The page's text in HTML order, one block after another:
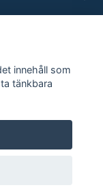
innehåll som
tänkbara